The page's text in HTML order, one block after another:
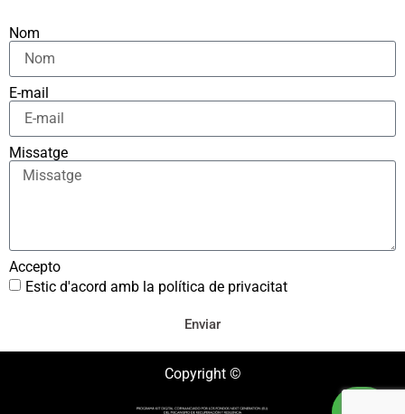
Nom
E-mail
Missatge
Accepto
Estic d'acord amb la política de privacitat
Enviar
Copyright ©